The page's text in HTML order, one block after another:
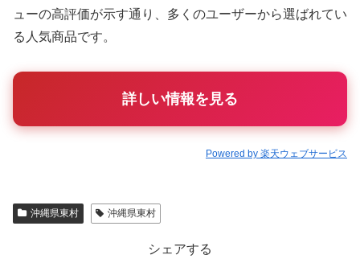
ューの高評価が示す通り、多くのユーザーから選ばれてい
る人気商品です。
詳しい情報を見る
Powered by 楽天ウェブサービス
沖縄県東村 沖縄県東村
シェアする